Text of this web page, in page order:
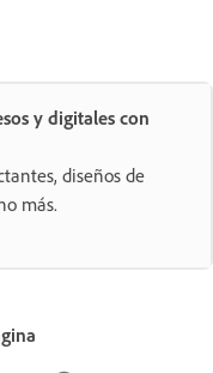
y digitales con
diseños de
más.